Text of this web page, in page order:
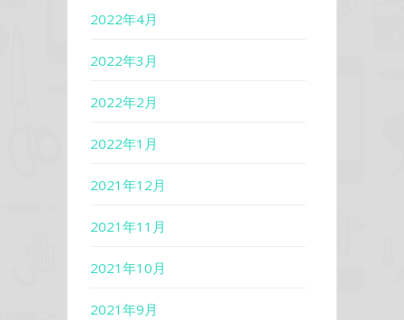
2022年4月
2022年3月
2022年2月
2022年1月
2021年12月
2021年11月
2021年10月
2021年9月